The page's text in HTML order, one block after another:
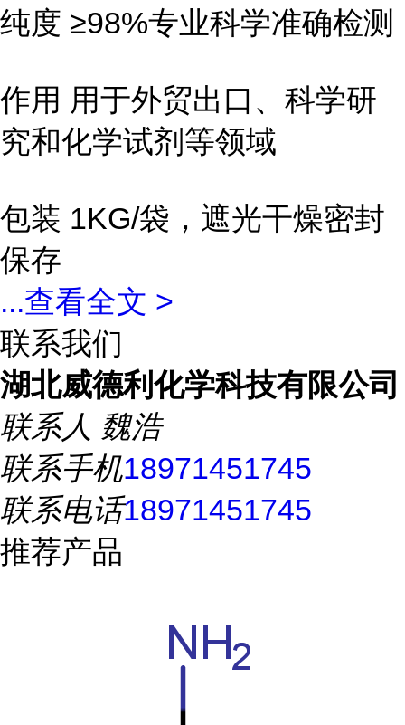
纯度 ≥98%专业科学准确检测
作用 用于外贸出口、科学研
究和化学试剂等领域
包装 1KG/袋，遮光干燥密封
保存
...查看全文 >
联系我们
湖北威德利化学科技有限公司
联系人 魏浩
联系手机18971451745
联系电话18971451745
推荐产品